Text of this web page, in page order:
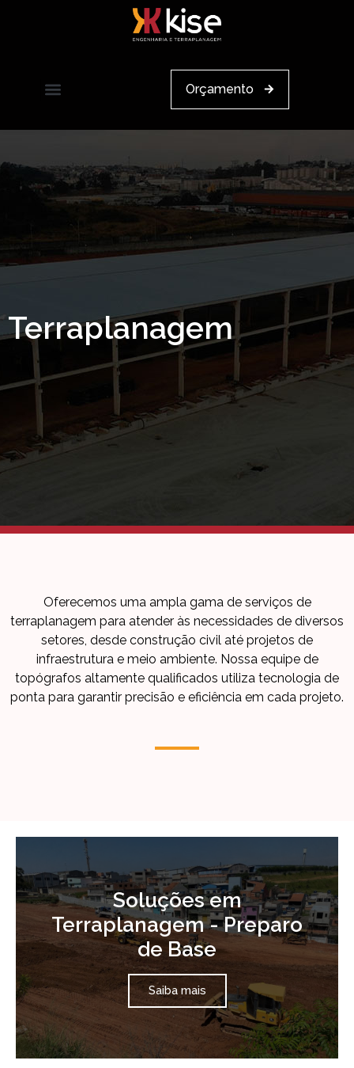
Orçamento
Terraplanagem
Oferecemos uma ampla gama de serviços de
terraplanagem para atender às necessidades de diversos
setores, desde construção civil até projetos de
infraestrutura e meio ambiente. Nossa equipe de
topógrafos altamente qualificados utiliza tecnologia de
ponta para garantir precisão e eficiência em cada projeto.
Soluções em
Terraplanagem - Preparo
de Base
Saiba mais